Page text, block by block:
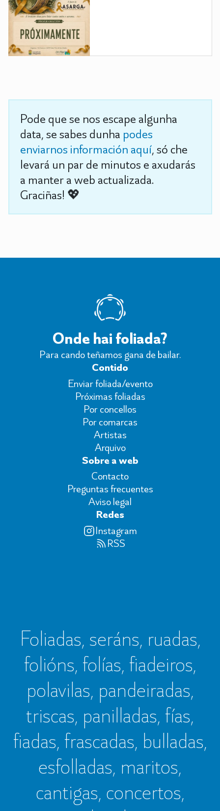
Pode que se nos escape algunha
data, se sabes dunha podes
enviarnos información aquí, só che
levará un par de minutos e axudarás
a manter a web actualizada.
Graciñas! 💖
Onde hai foliada?
Para cando teñamos gana de bailar.
Contido
Enviar foliada/evento
Próximas foliadas
Por concellos
Por comarcas
Artistas
Arquivo
Sobre a web
Contacto
Preguntas frecuentes
Aviso legal
Redes
Instagram
RSS
Foliadas, seráns, ruadas,
folións, folías, fiadeiros,
polavilas, pandeiradas,
triscas, panilladas, fías,
fiadas, frascadas, bulladas,
esfolladas, maritos,
cantigas, concertos,